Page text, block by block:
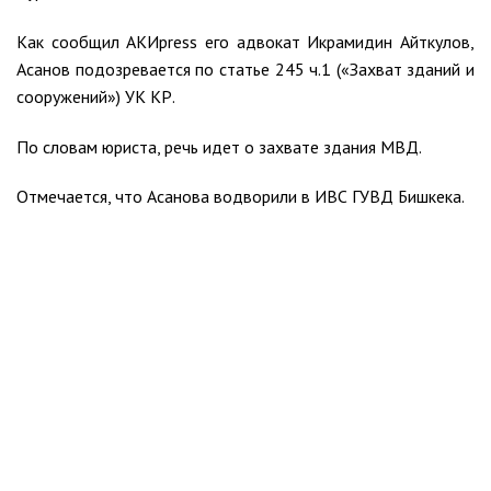
Как сообщил АКИpress его адвокат Икрамидин Айткулов,
Асанов подозревается по статье 245 ч.1 («Захват зданий и
сооружений») УК КР.
По словам юриста, речь идет о захвате здания МВД.
Отмечается, что Асанова водворили в ИВС ГУВД Бишкека.